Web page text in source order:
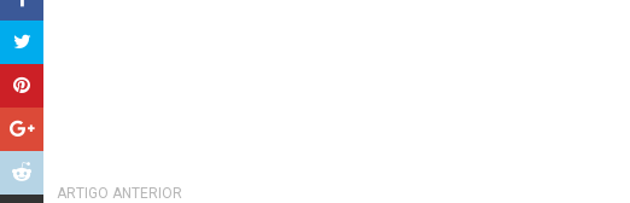
ARTIGO ANTERIOR